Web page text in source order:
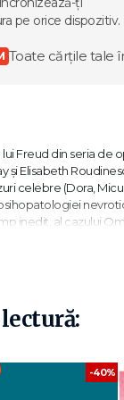
pe orice dispozitiv.
Toate cărțile tale
Freud din seria de
și Elisabeth
celebre (Dora,
inedit, al cazului
răspunde
reușesc să explice
a psihanalizei.
înseamnă
nu a fost. Pornind
-40%